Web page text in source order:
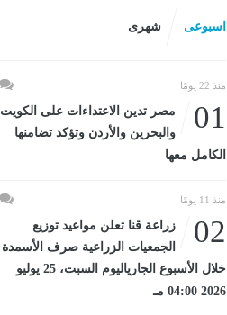
اسبوعى شهرى
منذ 22 يومًا
01
مصر تدين الاعتداءات على الكويت
والبحرين والأردن وتؤكد تضامنها
الكامل معها
منذ 11 يومًا
02
زراعة قنا تعلن مواعيد توزيع
الجمعيات الزراعية صرف الأسمدة
خلال الأسبوع الجارياليوم السبت، 25 يوليو
2026 04:00 مـ